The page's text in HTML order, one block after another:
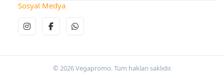
Sosyal Medya
© 2026 Vegapromo. Tüm hakları saklıdır.